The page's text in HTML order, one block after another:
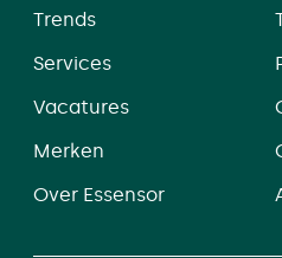
Trends
Services
Vacatures
Merken
Over Essensor